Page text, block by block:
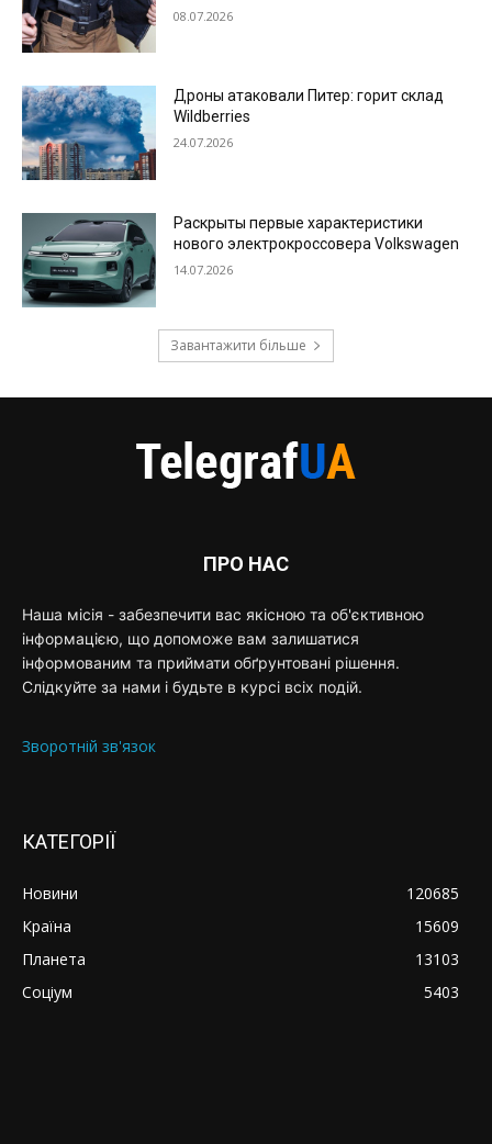
08.07.2026
Дроны атаковали Питер: горит склад
Wildberries
24.07.2026
Раскрыты первые характеристики
нового электрокроссовера Volkswagen
14.07.2026
Завантажити більше
ПРО НАС
Наша місія - забезпечити вас якісною та об'єктивною
інформацією, що допоможе вам залишатися
інформованим та приймати обґрунтовані рішення.
Слідкуйте за нами і будьте в курсі всіх подій.
Зворотній зв'язок
КАТЕГОРІЇ
Новини
120685
Країна
15609
Планета
13103
Соціум
5403